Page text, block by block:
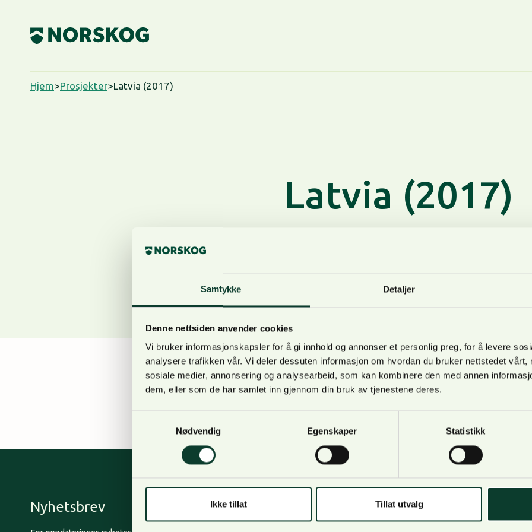
Samtykke Detaljer
Denne nettsiden anvender cookies
Vi bruker informasjonskapsler for å gi innhold og annonser et personlig preg, for å levere
analysere trafikken vår. Vi deler dessuten informasjon om hvordan du bruker nettstedet vårt,
sosiale medier, annonsering og analysearbeid, som kan kombinere den med annen
dem, eller som de har samlet inn gjennom din bruk av tjenestene deres.
Nødvendig
Egenskaper Statistikk
Ikke tillat Tillat utvalg
content
Hjem>Prosjekter>Latvia (2017)
Latvia (2017)
Due diligence and valuation support ~ 10,000 hectares.
Nyhetsbrev